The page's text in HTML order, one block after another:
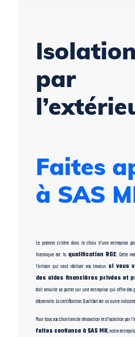
Isolation
par
Faites
à SAS
Le premier critère dans le choix d’une entreprise
thermique est la qualification RGE. Cette
l’artisan qui veut réaliser vos travaux si vous
des aides financières privées et
doit ensuite se porter sur une entreprise qui offre des
décennale. La certification Qualibat est un autre
Pour tous vos chantiers de rénovation et d’isolation par
faites confiance à SAS MK, notre